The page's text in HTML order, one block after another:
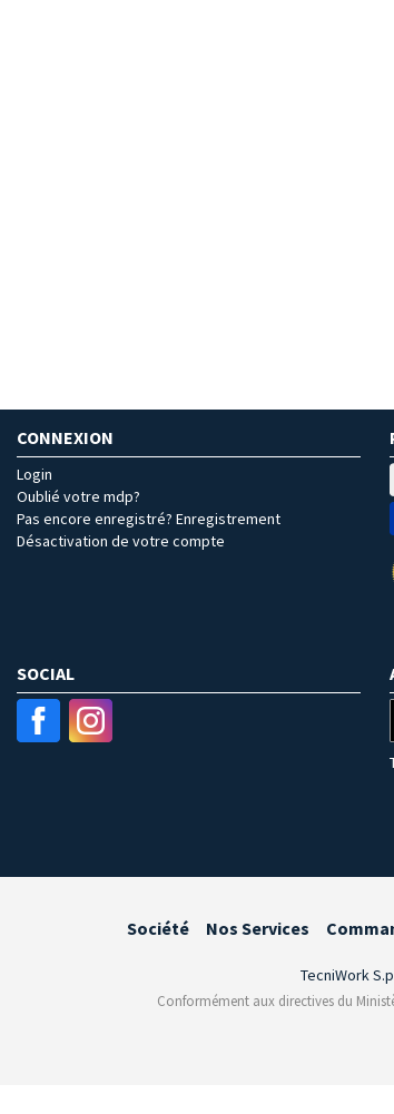
CONNEXION
Login
Oublié votre mdp?
Pas encore enregistré? Enregistrement
Désactivation de votre compte
SOCIAL
Société Nos Services
TecniWork
Conformément aux directives du